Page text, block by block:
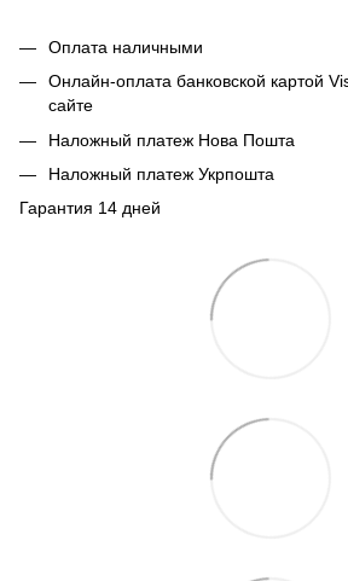
Оплата наличными
Онлайн-оплата банковской картой
сайте
Наложный платеж Нова Пошта
Наложный платеж Укрпошта
Гарантия 14 дней